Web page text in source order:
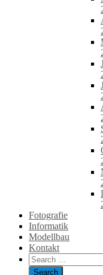
Fotografie
Informatik
Modellbau
Kontakt
Search
for: